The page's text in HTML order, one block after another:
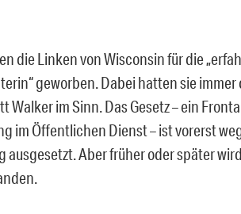
die Linken von Wisconsin für die
geworben. Dabei hatten sie immer
Walker im Sinn. Das Gesetz – ein
im Öffentlichen Dienst – ist vorerst
Aber früher oder später